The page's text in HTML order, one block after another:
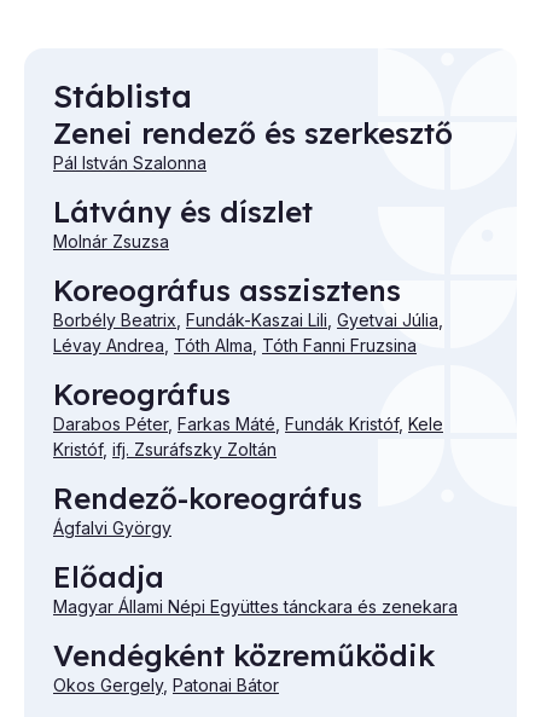
Stáblista
Zenei rendező és szerkesztő
Pál István Szalonna
Látvány és díszlet
Molnár Zsuzsa
Koreográfus asszisztens
Borbély Beatrix, Fundák-Kaszai Lili, Gyetvai Júlia,
Lévay Andrea, Tóth Alma, Tóth Fanni Fruzsina
Koreográfus
Darabos Péter, Farkas Máté, Fundák Kristóf, Kele
Kristóf, ifj. Zsuráfszky Zoltán
Rendező-koreográfus
Ágfalvi György
Előadja
Magyar Állami Népi Együttes tánckara és zenekara
Vendégként közreműködik
Okos Gergely, Patonai Bátor